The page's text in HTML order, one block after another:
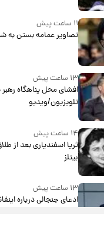
۱۱ ساعت پیش
تصاویر عمامه بستن به
۱۳ ساعت پیش
افشای محل پناهگاه‌
تلویزیون/ویدیو
۱۴ ساعت پیش
ثریا اسفندیاری بعد از
بیتلز
۱۳ ساعت پیش
ادعای جنجالی درباره